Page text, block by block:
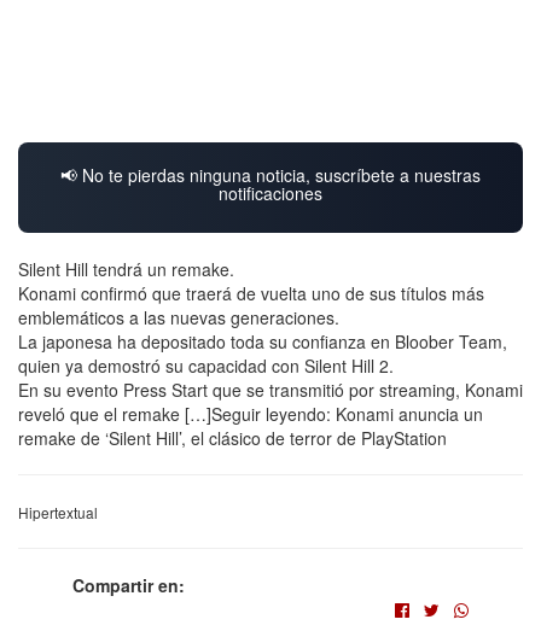
📢 No te pierdas ninguna noticia, suscríbete a nuestras
notificaciones
Silent Hill tendrá un remake.
Konami confirmó que traerá de vuelta uno de sus títulos más
emblemáticos a las nuevas generaciones.
La japonesa ha depositado toda su confianza en Bloober Team,
quien ya demostró su capacidad con Silent Hill 2.
En su evento Press Start que se transmitió por streaming, Konami
reveló que el remake […]Seguir leyendo: Konami anuncia un
remake de ‘Silent Hill’, el clásico de terror de PlayStation
Hipertextual
Compartir en: